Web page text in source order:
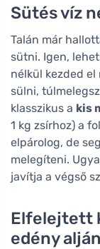
Sütés víz
Talán már
sütni. Igen,
nélkül kezded
sülni,
klasszikus a kis
1 kg zsírhoz) a
elpárolog, de
melegíteni.
javítja a végső
Elfelejtett
edény alján